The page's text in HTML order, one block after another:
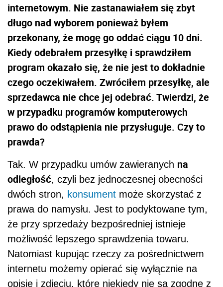
internetowym. Nie zastanawiałem się zbyt
długo nad wyborem ponieważ byłem
przekonany, że mogę go oddać ciągu 10 dni.
Kiedy odebrałem przesyłkę i sprawdziłem
program okazało się, że nie jest to dokładnie
czego oczekiwałem. Zwróciłem przesyłkę, ale
sprzedawca nie chce jej odebrać. Twierdzi, że
w przypadku programów komputerowych
prawo do odstąpienia nie przysługuje. Czy to
prawda?
Tak. W przypadku umów zawieranych na
odległość, czyli bez jednoczesnej obecności
dwóch stron, konsument może skorzystać z
prawa do namysłu. Jest to podyktowane tym,
że przy sprzedaży bezpośredniej istnieje
możliwość lepszego sprawdzenia towaru.
Natomiast kupując rzeczy za pośrednictwem
internetu możemy opierać się wyłącznie na
opisie i zdjęciu, które niekiedy nie są zgodne z